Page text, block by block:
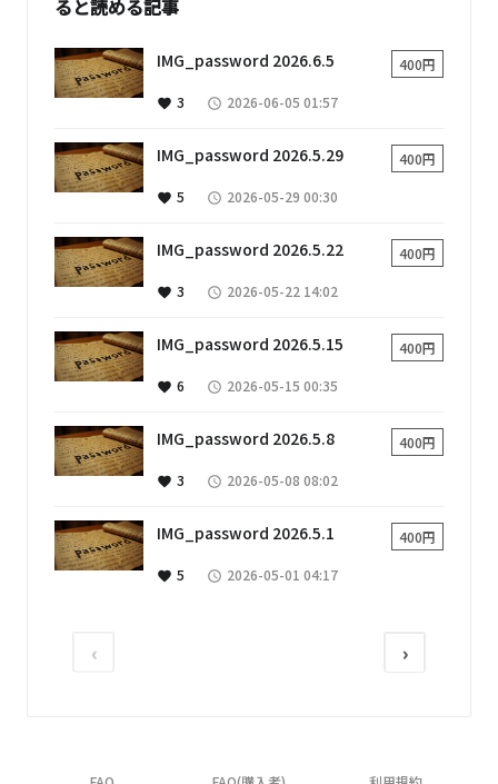
ると読める記事
IMG_password 2026.6.5 400円
favorite 3 access_time 2026-06-05 01:57
IMG_password 2026.5.29 400円
favorite 5 access_time 2026-05-29 00:30
IMG_password 2026.5.22 400円
favorite 3 access_time 2026-05-22 14:02
IMG_password 2026.5.15 400円
favorite 6 access_time 2026-05-15 00:35
IMG_password 2026.5.8 400円
favorite 3 access_time 2026-05-08 08:02
IMG_password 2026.5.1 400円
favorite 5 access_time 2026-05-01 04:17
‹ ›